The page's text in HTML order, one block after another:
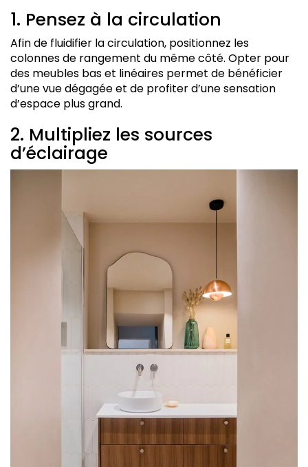
1. Pensez à la circulation
Afin de fluidifier la circulation, positionnez les
colonnes de rangement du même côté. Opter pour
des meubles bas et linéaires permet de bénéficier
d’une vue dégagée et de profiter d’une sensation
d’espace plus grand.
2. Multipliez les sources
d’éclairage